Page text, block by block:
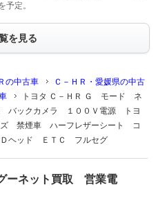
予定。
を見る
の中古車
Ｃ－ＨＲ・愛媛県の中古
トヨタ Ｃ－ＨＲ Ｇ モード ネ
バックカメラ １００Ｖ電源 トヨ
ズ 禁煙車 ハーフレザーシート コ
ヘッド ＥＴＣ フルセグ
ーネット買取 営業電